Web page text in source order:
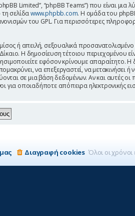
Limited”, “phpBB Teams”) που είναι μια
τη σελίδαwww.phpbb.com. Η ομάδα του
του GPL. Για περισσότερες
ή απειλή, σεξουαλικά
Η δημοσίευση τέτοιου περιεχομένου
εφόσον κρίνουμε απαραίτητο. Η
να επεξεργαστεί, να μετακινήσει ή
σε μια βάση δεδομένων. Αν και αυτές οι
για οποιαδήποτε απόπειρα ηλεκτρονικής
Όλοι οι χρόνοι
Διαγραφή cookies